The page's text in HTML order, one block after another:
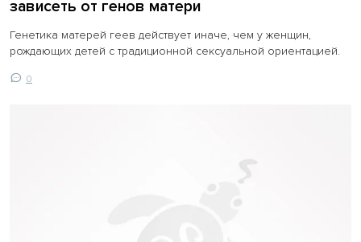
зависеть от генов матери
Генетика матерей геев действует иначе, чем у женщин,
рождающих детей с традиционной сексуальной ориентацией.
0